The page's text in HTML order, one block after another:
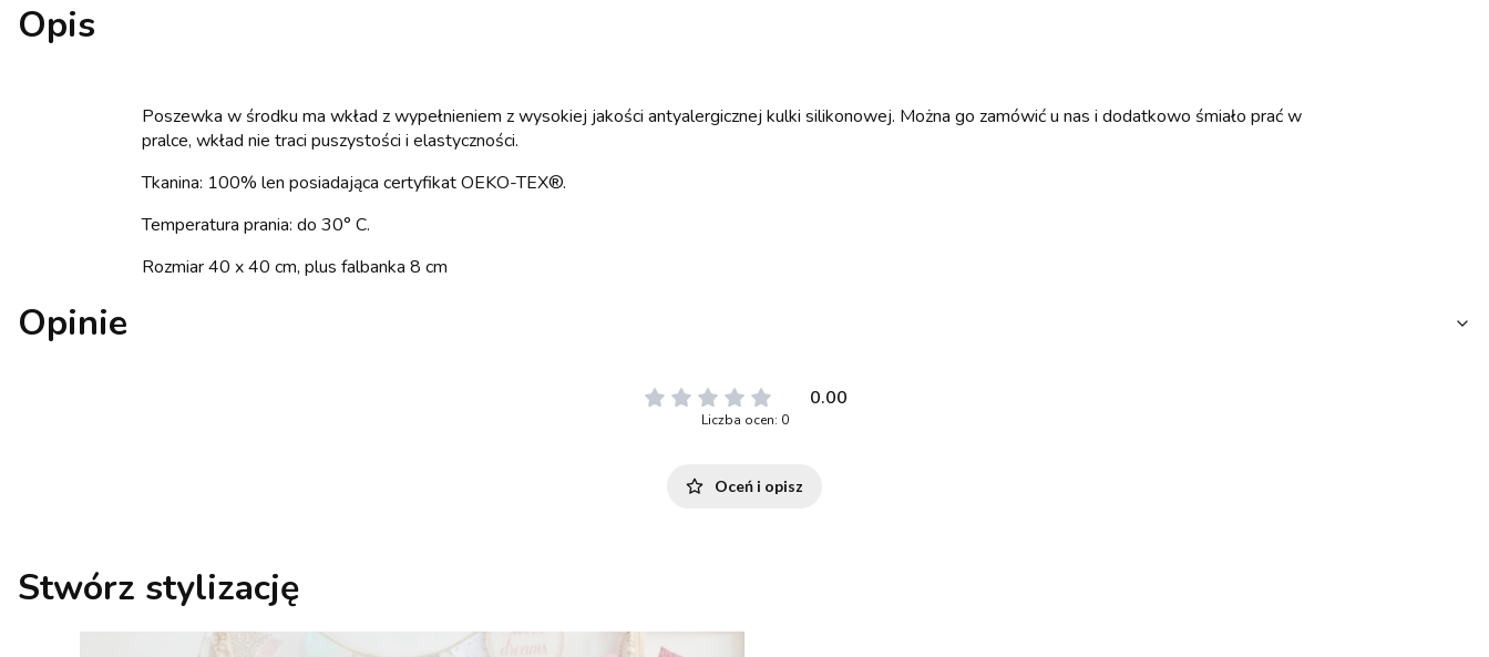
Opis
Poszewka w środku ma wkład z wypełnieniem z wysokiej jakości antyalergicznej kulki silikonowej. Można go zamówić u nas i dodatkowo śmiało prać w
pralce, wkład nie traci puszystości i elastyczności.
Tkanina: 100% len posiadająca certyfikat OEKO-TEX®.
Temperatura prania: do 30° C.
Rozmiar 40 x 40 cm, plus falbanka 8 cm
Opinie
0.00
Liczba ocen: 0
Oceń i opisz
Stwórz stylizację